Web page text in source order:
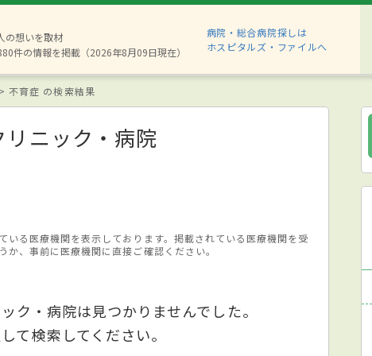
の想いを取材
件の情報を掲載（2026年8月09日現在）
病院・総合病院探しは
ホスピタルズ・ファイルへ
不育症 の検索結果
リニック・病院
る医療機関を表示しております。掲載されている医療機関を受
、事前に医療機関に直接ご確認ください。
ク・病院は見つかりませんでした。
て検索してください。